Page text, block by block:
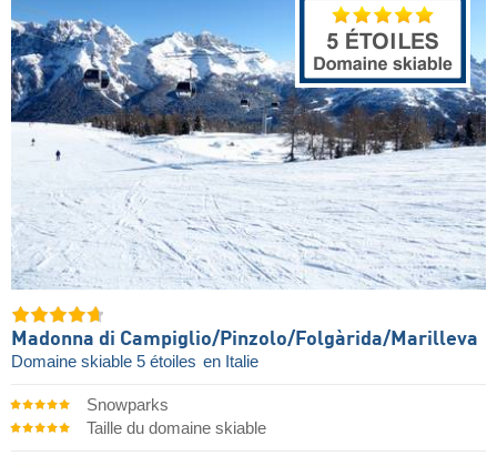
Madonna di Campiglio/​Pinzolo/​Folgàrida/​Marilleva
Domaine skiable 5 étoiles en Italie
Snowparks
Taille du domaine skiable